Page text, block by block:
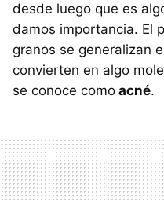
desde luego que es
damos importancia. El
granos se generalizan
convierten en algo
se conoce como acné.